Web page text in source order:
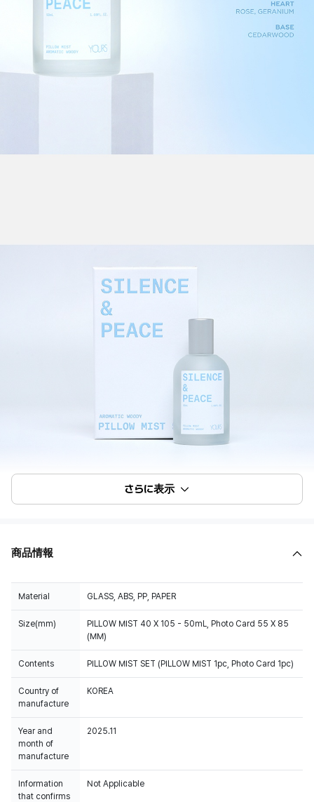
さらに表示
商品情報
Material GLASS, ABS, PP, PAPER
Size(mm)
PILLOW MIST 40 X 105 - 50mL, Photo Card 55 X 85
(MM)
Contents PILLOW MIST SET (PILLOW MIST 1pc, Photo Card 1pc)
Country of
manufacture
KOREA
Year and
month of
manufacture
2025.11
Information
that confirms
Not Applicable